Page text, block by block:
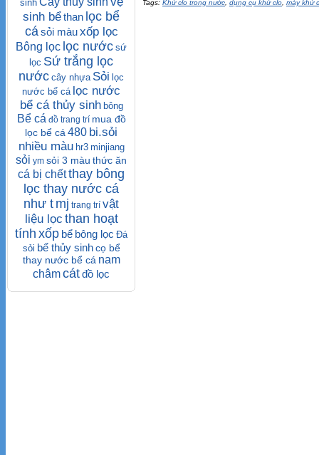
sinh
sinh bểthan lọc bể
cá sỏi màu xốp lọc
Bông lọc lọc nước sứ
lọc Sứ trắng lọc
nước cây nhựa Sỏi lọc
nước bể cá lọc nước
bể cá thủy sinh bông
Bể cá đồ trang trí mua đồ
lọc bể cá 480 bi.sỏi
nhiều màu hr3 minjiang
sỏi ym sỏi 3 màu thức ăn
cá bị chếtthay bông
lọc thay nước cá
như t mj trang trí vật
liệu lọc than hoạt
tính xốp bể bông lọc Đá
sỏi bể thủy sinh cọ bể
thay nước bể cá nam
châmcátđồ lọc
Tags: Khử clo trong nước dụng cụ khử clo máy khử